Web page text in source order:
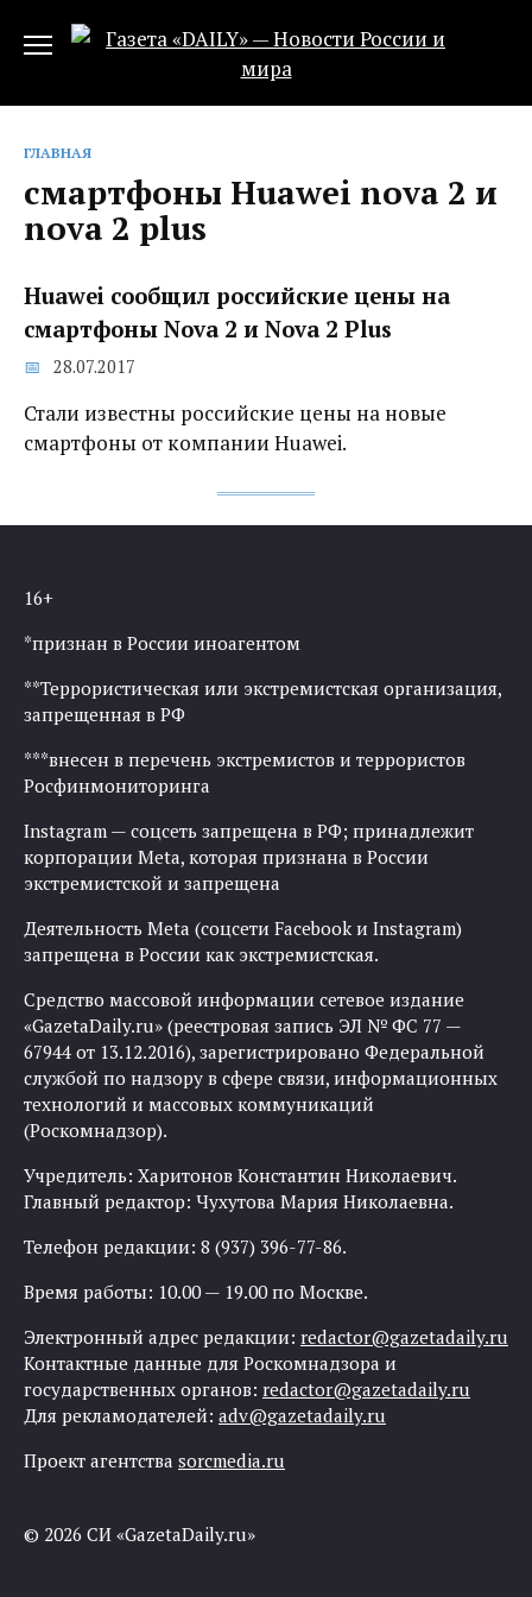
ГЛАВНАЯ
смартфоны Huawei nova 2 и
nova 2 plus
Huawei сообщил российские цены на
смартфоны Nova 2 и Nova 2 Plus
28.07.2017
Стали известны российские цены на новые
смартфоны от компании Huawei.
16+
*признан в России иноагентом
**Террористическая или экстремистская организация,
запрещенная в РФ
***внесен в перечень экстремистов и террористов
Росфинмониторинга
Instagram — соцсеть запрещена в РФ; принадлежит
корпорации Meta, которая признана в России
экстремистской и запрещена
Деятельность Meta (соцсети Facebook и Instagram)
запрещена в России как экстремистская.
Средство массовой информации сетевое издание
«GazetaDaily.ru» (реестровая запись ЭЛ № ФС 77 —
67944 от 13.12.2016), зарегистрировано Федеральной
службой по надзору в сфере связи, информационных
технологий и массовых коммуникаций
(Роскомнадзор).
Учредитель: Харитонов Константин Николаевич.
Главный редактор: Чухутова Мария Николаевна.
Телефон редакции: 8 (937) 396-77-86.
Время работы: 10.00 — 19.00 по Москве.
Электронный адрес редакции: redactor@gazetadaily.ru
Контактные данные для Роскомнадзора и
государственных органов: redactor@gazetadaily.ru
Для рекламодателей: adv@gazetadaily.ru
Проект агентства sorcmedia.ru
© 2026 СИ «GazetaDaily.ru»